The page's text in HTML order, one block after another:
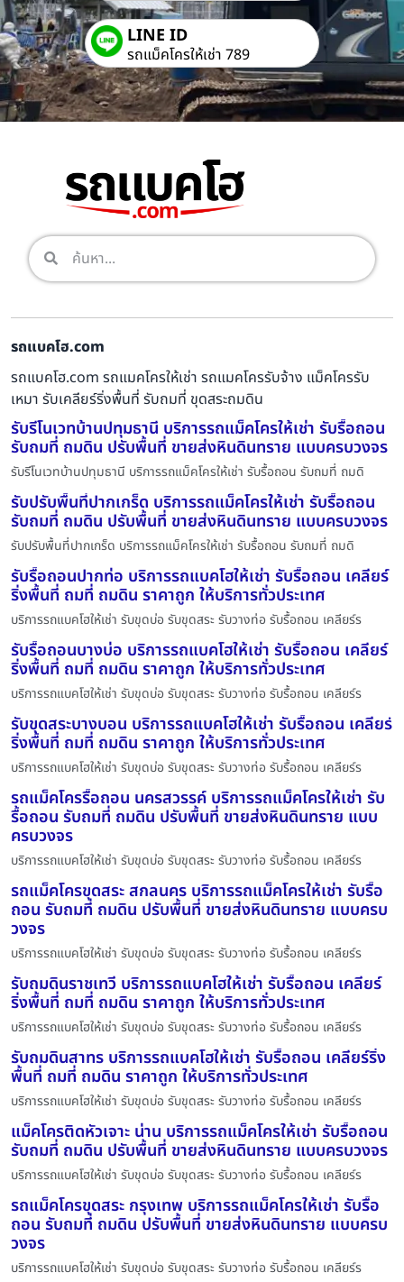
LINE ID
รถแม็คโครให้เช่า 789
รถแบคโฮ.com
รถแบคโฮ.com รถแมคโครให้เช่า รถแมคโครรับจ้าง แม็คโครรับ
เหมา รับเคลียร์ริ่งพื้นที่ รับถมที่ ขุดสระถมดิน
รับรีโนเวทบ้านปทุมธานี บริการรถแม็คโครให้เช่า รับรื้อถอน
รับถมที่ ถมดิน ปรับพื้นที่ ขายส่งหินดินทราย แบบครบวงจร
รับรีโนเวทบ้านปทุมธานี บริการรถแม็คโครให้เช่า รับรื้อถอน รับถมที่ ถมดิ
รับปรับพื้นที่ปากเกร็ด บริการรถแม็คโครให้เช่า รับรื้อถอน
รับถมที่ ถมดิน ปรับพื้นที่ ขายส่งหินดินทราย แบบครบวงจร
รับปรับพื้นที่ปากเกร็ด บริการรถแม็คโครให้เช่า รับรื้อถอน รับถมที่ ถมดิ
รับรื้อถอนปากท่อ บริการรถแบคโฮให้เช่า รับรื้อถอน เคลียร์
ริ่งพื้นที่ ถมที่ ถมดิน ราคาถูก ให้บริการทั่วประเทศ
บริการรถแบคโฮให้เช่า รับขุดบ่อ รับขุดสระ รับวางท่อ รับรื้อถอน เคลียร์ร
รับรื้อถอนบางบ่อ บริการรถแบคโฮให้เช่า รับรื้อถอน เคลียร์
ริ่งพื้นที่ ถมที่ ถมดิน ราคาถูก ให้บริการทั่วประเทศ
บริการรถแบคโฮให้เช่า รับขุดบ่อ รับขุดสระ รับวางท่อ รับรื้อถอน เคลียร์ร
รับขุดสระบางบอน บริการรถแบคโฮให้เช่า รับรื้อถอน เคลียร์
ริ่งพื้นที่ ถมที่ ถมดิน ราคาถูก ให้บริการทั่วประเทศ
บริการรถแบคโฮให้เช่า รับขุดบ่อ รับขุดสระ รับวางท่อ รับรื้อถอน เคลียร์ร
รถแม็คโครรื้อถอน นครสวรรค์ บริการรถแม็คโครให้เช่า รับ
รื้อถอน รับถมที่ ถมดิน ปรับพื้นที่ ขายส่งหินดินทราย แบบ
ครบวงจร
บริการรถแบคโฮให้เช่า รับขุดบ่อ รับขุดสระ รับวางท่อ รับรื้อถอน เคลียร์ร
รถแม็คโครขุดสระ สกลนคร บริการรถแม็คโครให้เช่า รับรื้อ
ถอน รับถมที่ ถมดิน ปรับพื้นที่ ขายส่งหินดินทราย แบบครบ
วงจร
บริการรถแบคโฮให้เช่า รับขุดบ่อ รับขุดสระ รับวางท่อ รับรื้อถอน เคลียร์ร
รับถมดินราชเทวี บริการรถแบคโฮให้เช่า รับรื้อถอน เคลียร์
ริ่งพื้นที่ ถมที่ ถมดิน ราคาถูก ให้บริการทั่วประเทศ
บริการรถแบคโฮให้เช่า รับขุดบ่อ รับขุดสระ รับวางท่อ รับรื้อถอน เคลียร์ร
รับถมดินสาทร บริการรถแบคโฮให้เช่า รับรื้อถอน เคลียร์ริ่ง
พื้นที่ ถมที่ ถมดิน ราคาถูก ให้บริการทั่วประเทศ
บริการรถแบคโฮให้เช่า รับขุดบ่อ รับขุดสระ รับวางท่อ รับรื้อถอน เคลียร์ร
แม็คโครติดหัวเจาะ น่าน บริการรถแม็คโครให้เช่า รับรื้อถอน
รับถมที่ ถมดิน ปรับพื้นที่ ขายส่งหินดินทราย แบบครบวงจร
บริการรถแบคโฮให้เช่า รับขุดบ่อ รับขุดสระ รับวางท่อ รับรื้อถอน เคลียร์ร
รถแม็คโครขุดสระ กรุงเทพ บริการรถแม็คโครให้เช่า รับรื้อ
ถอน รับถมที่ ถมดิน ปรับพื้นที่ ขายส่งหินดินทราย แบบครบ
วงจร
บริการรถแบคโฮให้เช่า รับขุดบ่อ รับขุดสระ รับวางท่อ รับรื้อถอน เคลียร์ร